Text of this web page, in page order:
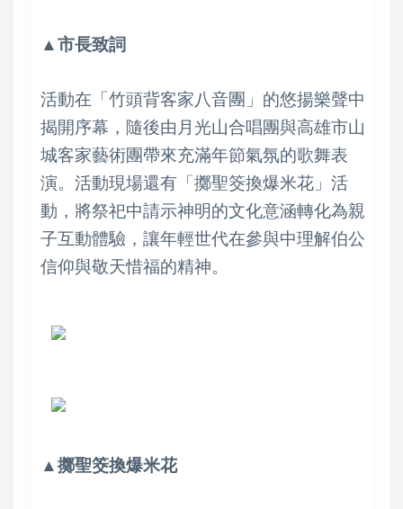
▲市長致詞
活動在「竹頭背客家八音團」的悠揚樂聲中
揭開序幕，隨後由月光山合唱團與高雄市山
城客家藝術團帶來充滿年節氣氛的歌舞表
演。活動現場還有「擲聖筊換爆米花」活
動，將祭祀中請示神明的文化意涵轉化為親
子互動體驗，讓年輕世代在參與中理解伯公
信仰與敬天惜福的精神。
▲擲聖筊換爆米花